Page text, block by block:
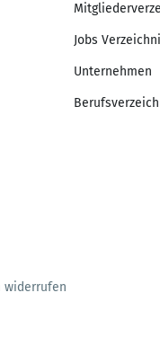
Jobs
Unternehmen
widerrufen